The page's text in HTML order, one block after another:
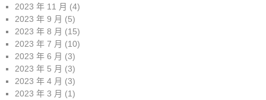
2023 年 11 月 (4)
2023 年 9 月 (5)
2023 年 8 月 (15)
2023 年 7 月 (10)
2023 年 6 月 (3)
2023 年 5 月 (3)
2023 年 4 月 (3)
2023 年 3 月 (1)